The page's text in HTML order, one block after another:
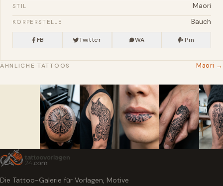
STIL Maori
KÖRPERSTELLE Bauch
FB Twitter WA Pin
ÄHNLICHE TATTOOS Maori →
Die Tattoo-Galerie für Vorlagen, Motive